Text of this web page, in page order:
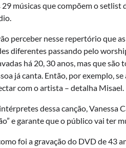
29 músicas que compõem o
perceber nesse repertório que
diferentes passando pelo
há 20, 30 anos, mas que
já canta. Então, por exemplo,
com o artista – detalha Misael.
dessa canção, Vanessa
e garante que o público vai ter
foi a gravação do DVD de 43